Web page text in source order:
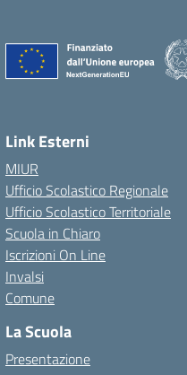
Link Esterni
MIUR
Ufficio Scolastico Regionale
Ufficio Scolastico Territoriale
Scuola in Chiaro
Iscrizioni On Line
Invalsi
Comune
La Scuola
Presentazione